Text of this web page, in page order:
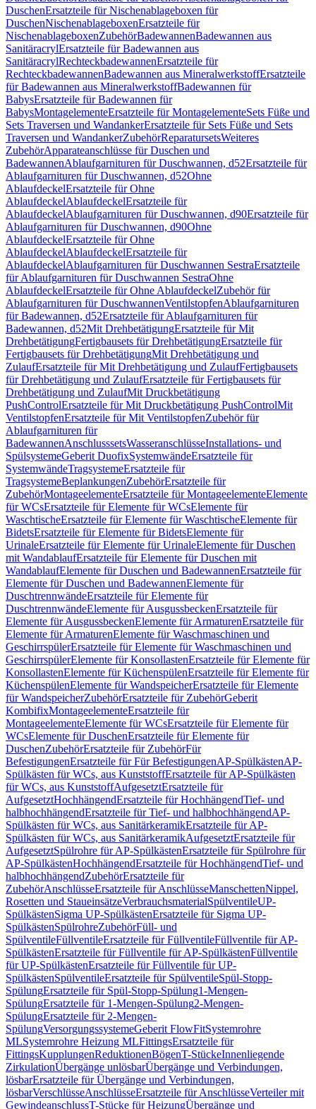
DuschenErsatzteile für Nischenablageboxen für
DuschenNischenablageboxenErsatzteile für
NischenablageboxenZubehörBadewannenBadewannen aus
SanitäracrylErsatzteile für Badewannen aus
SanitäracrylRechteckbadewannenErsatzteile für
RechteckbadewannenBadewannen aus MineralwerkstoffErsatzteile
für Badewannen aus MineralwerkstoffBadewannen für
BabysErsatzteile für Badewannen für
BabysMontagelementeErsatzteile für MontagelementeSets Füße und
Sets Traversen und WandankerErsatzteile für Sets Füße und Sets
Traversen und WandankerZubehörReparatursetsWeiteres
ZubehörApparateanschlüsse für Duschen und
BadewannenAblaufgarnituren für Duschwannen, d52Ersatzteile für
Ablaufgarnituren für Duschwannen, d52Ohne
AblaufdeckelErsatzteile für Ohne
AblaufdeckelAblaufdeckelErsatzteile für
AblaufdeckelAblaufgarnituren für Duschwannen, d90Ersatzteile für
Ablaufgarnituren für Duschwannen, d90Ohne
AblaufdeckelErsatzteile für Ohne
AblaufdeckelAblaufdeckelErsatzteile für
AblaufdeckelAblaufgarnituren für Duschwannen SestraErsatzteile
für Ablaufgarnituren für Duschwannen SestraOhne
AblaufdeckelErsatzteile für Ohne AblaufdeckelZubehör für
Ablaufgarnituren für DuschwannenVentilstopfenAblaufgarnituren
für Badewannen, d52Ersatzteile für Ablaufgarnituren für
Badewannen, d52Mit DrehbetätigungErsatzteile für Mit
DrehbetätigungFertigbausets für DrehbetätigungErsatzteile für
Fertigbausets für DrehbetätigungMit Drehbetätigung und
ZulaufErsatzteile für Mit Drehbetätigung und ZulaufFertigbausets
für Drehbetätigung und ZulaufErsatzteile für Fertigbausets für
Drehbetätigung und ZulaufMit Druckbetätigung
PushControlErsatzteile für Mit Druckbetätigung PushControlMit
VentilstopfenErsatzteile für Mit VentilstopfenZubehör für
Ablaufgarnituren für
BadewannenAnschlusssetsWasseranschlüsseInstallations- und
SpülsystemeGeberit DuofixSystemwändeErsatzteile für
SystemwändeTragsystemeErsatzteile für
TragsystemeBeplankungenZubehörErsatzteile für
ZubehörMontageelementeErsatzteile für MontageelementeElemente
für WCsErsatzteile für Elemente für WCsElemente für
WaschtischeErsatzteile für Elemente für WaschtischeElemente für
BidetsErsatzteile für Elemente für BidetsElemente für
UrinaleErsatzteile für Elemente für UrinaleElemente für Duschen
mit WandablaufErsatzteile für Elemente für Duschen mit
WandablaufElemente für Duschen und BadewannenErsatzteile für
Elemente für Duschen und BadewannenElemente für
DuschtrennwändeErsatzteile für Elemente für
DuschtrennwändeElemente für AusgussbeckenErsatzteile für
Elemente für AusgussbeckenElemente für ArmaturenErsatzteile für
Elemente für ArmaturenElemente für Waschmaschinen und
GeschirrspülerErsatzteile für Elemente für Waschmaschinen und
GeschirrspülerElemente für KonsollastenErsatzteile für Elemente für
KonsollastenElemente für KüchenspülenErsatzteile für Elemente für
KüchenspülenElemente für WandspeicherErsatzteile für Elemente
für WandspeicherZubehörErsatzteile für ZubehörGeberit
KombifixMontageelementeErsatzteile für
MontageelementeElemente für WCsErsatzteile für Elemente für
WCsElemente für DuschenErsatzteile für Elemente für
DuschenZubehörErsatzteile für ZubehörFür
BefestigungenErsatzteile für Für BefestigungenAP-SpülkästenAP-
Spülkästen für WCs, aus KunststoffErsatzteile für AP-Spülkästen
für WCs, aus KunststoffAufgesetztErsatzteile für
AufgesetztHochhängendErsatzteile für HochhängendTief- und
halbhochhängendErsatzteile für Tief- und halbhochhängendAP-
Spülkästen für WCs, aus SanitärkeramikErsatzteile für AP-
Spülkästen für WCs, aus SanitärkeramikAufgesetztErsatzteile für
AufgesetztSpülrohre für AP-SpülkästenErsatzteile für Spülrohre für
AP-SpülkästenHochhängendErsatzteile für HochhängendTief- und
halbhochhängendZubehörErsatzteile für
ZubehörAnschlüsseErsatzteile für AnschlüsseManschettenNippel,
Rosetten und StaueinsätzeVerbrauchsmaterialSpülventileUP-
SpülkästenSigma UP-SpülkästenErsatzteile für Sigma UP-
SpülkästenSpülrohreZubehörFüll- und
SpülventileFüllventileErsatzteile für FüllventileFüllventile für AP-
SpülkästenErsatzteile für Füllventile für AP-SpülkästenFüllventile
für UP-SpülkästenErsatzteile für Füllventile für UP-
SpülkästenSpülventileErsatzteile für SpülventileSpül-Stopp-
SpülungErsatzteile für Spül-Stopp-Spülung1-Mengen-
SpülungErsatzteile für 1-Mengen-Spülung2-Mengen-
SpülungErsatzteile für 2-Mengen-
SpülungVersorgungssystemeGeberit FlowFitSystemrohre
MLSystemrohre Heizung MLFittingsErsatzteile für
FittingsKupplungenReduktionenBögenT-StückeInnenliegende
ZirkulationÜbergänge unlösbarÜbergänge und Verbindungen,
lösbarErsatzteile für Übergänge und Verbindungen,
lösbarVerschlüsseAnschlüsseErsatzteile für AnschlüsseVerteiler mit
GewindeanschlussT-Stücke für HeizungÜbergänge und